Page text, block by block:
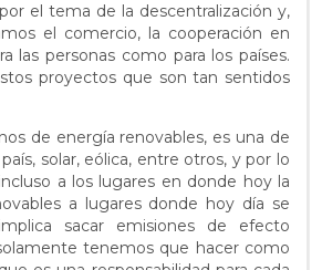
el tema de la descentralización y,
el comercio, la cooperación en
las personas como para los países.
proyectos que son tan sentidos
de energía renovables, es una de
solar, eólica, entre otros, y por lo
a los lugares en donde hoy la
a lugares donde hoy día se
sacar emisiones de efecto
tenemos que hacer como